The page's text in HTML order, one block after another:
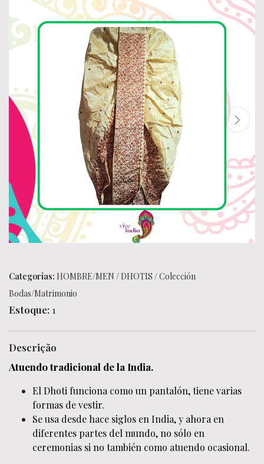
Categorias: HOMBRE/MEN /DHOTIS /Colección
Bodas/Matrimonio
Estoque: 1
Descrição
Atuendo tradicional de la India.
El Dhoti funciona como un pantalón, tiene varias
formas de vestir.
Se usa desde hace siglos en India, y ahora en
diferentes partes del mundo, no sólo en
ceremonias si no también como atuendo ocasional.